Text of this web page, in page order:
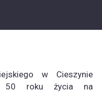
w Cieszynie
50 roku życia na